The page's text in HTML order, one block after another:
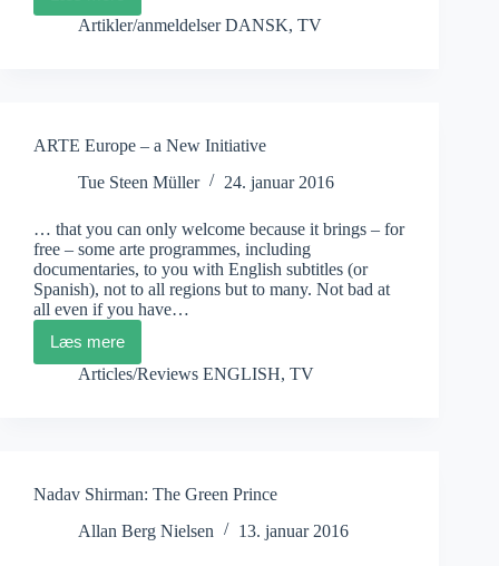
og
Artikler/anmeldelser DANSK, TV
ARTE Europe – a New Initiative
Tue Steen Müller
24. januar 2016
… that you can only welcome because it brings – for
free – some arte programmes, including
documentaries, to you with English subtitles (or
Spanish), not to all regions but to many. Not bad at
all even if you have…
Læs mere
ARTE
Europe
Articles/Reviews ENGLISH, TV
Nadav Shirman: The Green Prince
Allan Berg Nielsen
13. januar 2016